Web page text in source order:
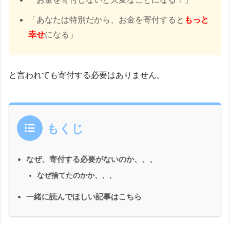
「あなたは特別だから、お金を寄付すると もっと
幸せになる」
と言われても寄付する必要はありません。
もくじ
なぜ、寄付する必要がないのか、、、
なぜ捨てたのかか、、、
一緒に読んでほしい記事はこちら